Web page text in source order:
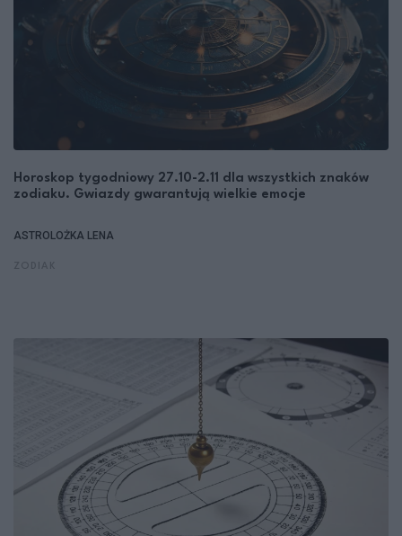
Horoskop tygodniowy 27.10-2.11 dla wszystkich znaków
zodiaku. Gwiazdy gwarantują wielkie emocje
ASTROLOŻKA LENA